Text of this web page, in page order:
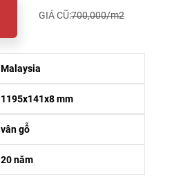
GIÁ CŨ:700,000/m2
Malaysia
1195x141x8 mm
vân gỗ
20 năm